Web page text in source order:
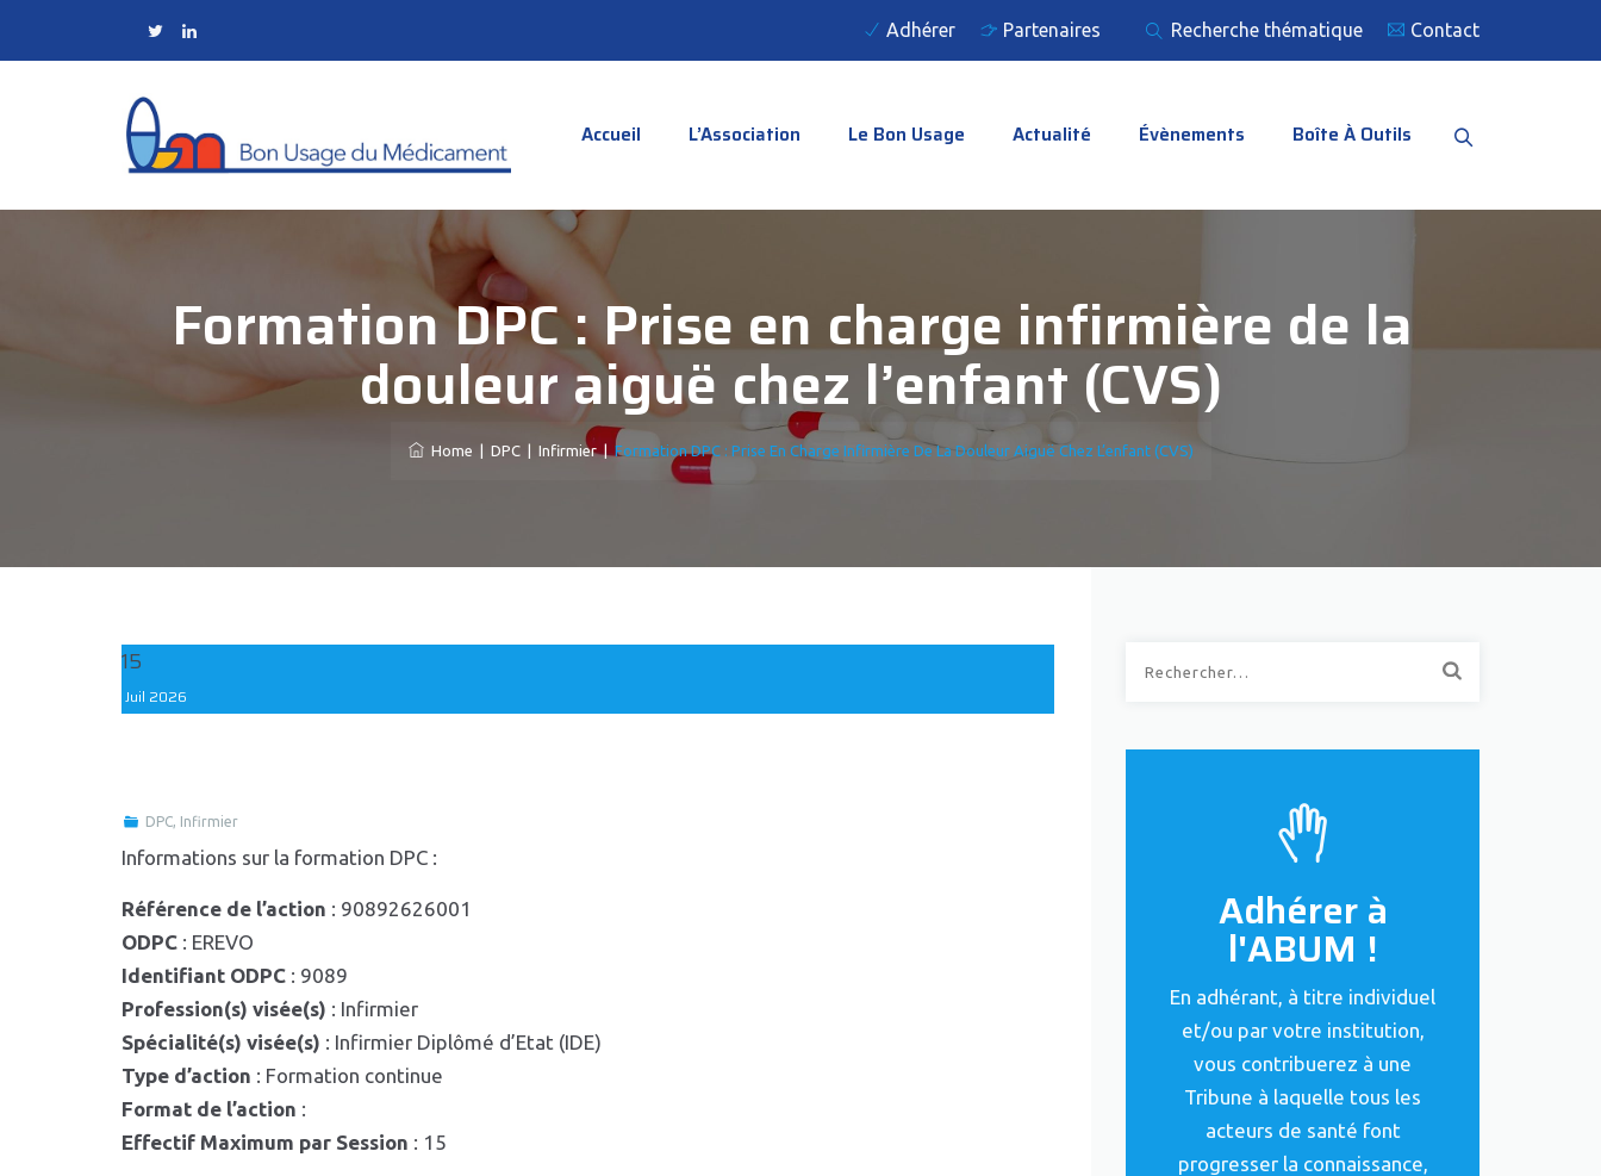
Adhérer Partenaires Recherche thématique Contact
Accueil L’Association Le Bon Usage Actualité Évènements Boîte À Outils
Formation DPC : Prise en charge infirmière de la
douleur aiguë chez l’enfant (CVS)
Home DPC| Infirmier| Formation DPC : Prise En Charge Infirmière De La Douleur Aiguë Chez L’enfant (CVS)
15
Juil 2026
DPC, Infirmier
Informations sur la formation DPC :
Référence de l’action : 90892626001
ODPC : EREVO
Identifiant ODPC : 9089
Profession(s) visée(s) : Infirmier
Spécialité(s) visée(s) : Infirmier Diplômé d’Etat (IDE)
Type d’action : Formation continue
Format de l’action :
Effectif Maximum par Session : 15
Adhérer à
l'ABUM !
En adhérant, à titre individuel
et/ou par votre institution,
vous contribuerez à une
Tribune à laquelle tous les
acteurs de santé font
progresser la connaissance,